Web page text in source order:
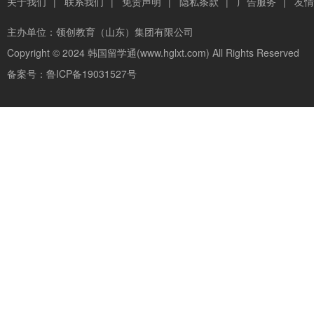
主办单位： 领创教育（山东）集团有限公司
Copyright © 2024 韩国留学通(www.hglxt.com) All Rights Reserved
备案号： 鲁ICP备19031527号